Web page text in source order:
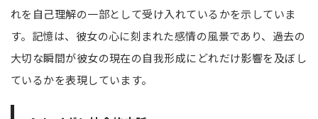
れを自己理解の一部として受け入れているかを示していま
す。記憶は、彼女の心に刻まれた感情の風景であり、過去の
大切な瞬間が彼女の現在の自我形成にどれだけ影響を及ぼし
ているかを表現しています。